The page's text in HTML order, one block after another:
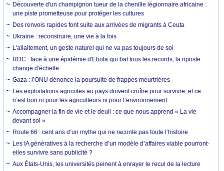
Découverte d'un champignon tueur de la chenille légionnaire africaine :
une piste prometteuse pour protéger les cultures
Des renvois rapides font suite aux arrivées de migrants à Ceuta
Ukraine : reconstruire, une vie à la fois
L'allaitement, un geste naturel qui ne va pas toujours de soi
RDC : face à une épidémie d'Ebola qui bat tous les records, la riposte
change d'échelle
Gaza : l’ONU dénonce la poursuite de frappes meurtrières
Les exploitations agricoles au pays doivent croître pour survivre, et ce
n’est bon ni pour les agriculteurs ni pour l’environnement
Accompagner la fin de vie et le deuil : ce que nous apprend « La vie
devant soi »
Route 66 : cent ans d’un mythe qui ne raconte pas toute l’histoire
Les IA génératives à la recherche d’un modèle d’affaires viable pourront-
elles survivre sans publicité ?
Aux États-Unis, les universités peinent à enrayer le recul de la lecture